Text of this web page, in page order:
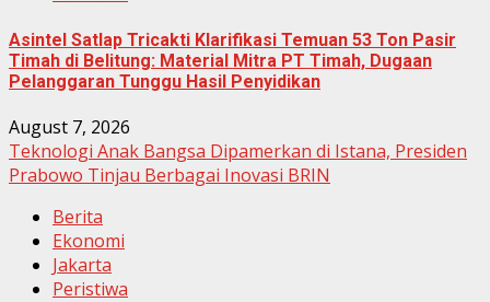
Asintel Satlap Tricakti Klarifikasi Temuan 53 Ton Pasir
Timah di Belitung: Material Mitra PT Timah, Dugaan
Pelanggaran Tunggu Hasil Penyidikan
August 7, 2026
Teknologi Anak Bangsa Dipamerkan di Istana, Presiden
Prabowo Tinjau Berbagai Inovasi BRIN
Berita
Ekonomi
Jakarta
Peristiwa